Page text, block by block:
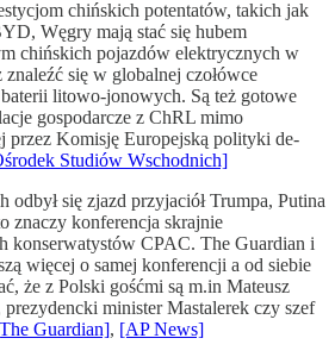
chińskich potentatów, takich jak
Węgry mają stać się hubem
chińskich pojazdów elektrycznych w
znaleźć się w globalnej czołówce
litowo-jonowych. Są też gotowe
gospodarcze z ChRL mimo
przez Komisję Europejską polityki de-
Studiów Wschodnich]
odbył się zjazd przyjaciół Trumpa, Putina
znaczy konferencja skrajnie
konserwatystów CPAC. The Guardian i
więcej o samej konferencji a od siebie
że z Polski gośćmi są m.in Mateusz
minister Mastalerek czy szef
Guardian], [AP News]